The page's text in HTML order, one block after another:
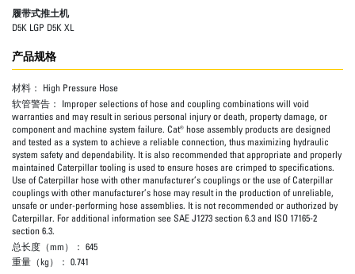
履带式推土机
D5K LGP D5K XL
产品规格
材料： High Pressure Hose
软管警告： Improper selections of hose and coupling combinations will void
warranties and may result in serious personal injury or death, property damage, or
component and machine system failure. Cat® hose assembly products are designed
and tested as a system to achieve a reliable connection, thus maximizing hydraulic
system safety and dependability. It is also recommended that appropriate and properly
maintained Caterpillar tooling is used to ensure hoses are crimped to specifications.
Use of Caterpillar hose with other manufacturer’s couplings or the use of Caterpillar
couplings with other manufacturer’s hose may result in the production of unreliable,
unsafe or under-performing hose assemblies. It is not recommended or authorized by
Caterpillar. For additional information see SAE J1273 section 6.3 and ISO 17165-2
section 6.3.
总长度（mm）： 645
重量（kg）： 0.741